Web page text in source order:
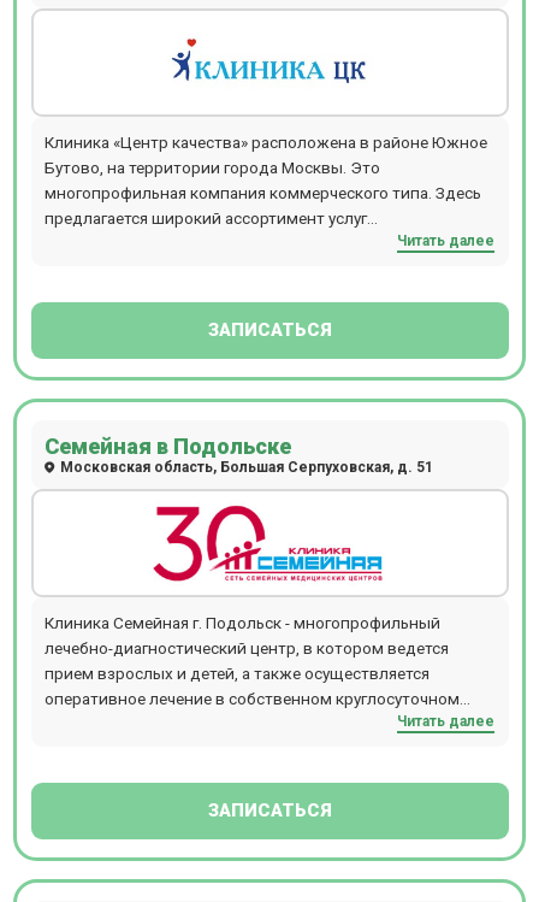
Клиника «Центр качества» расположена в районе Южное
Бутово, на территории города Москвы. Это
многопрофильная компания коммерческого типа. Здесь
предлагается широкий ассортимент услуг
консультативного и лечебно-диагностического профиля.
индивидуальный подход, внимательное и заботливое
Читать далее
ЗАПИСАТЬСЯ
Семейная в Подольске
Московская область, Большая Серпуховская, д. 51
Клиника Семейная г. Подольск - многопрофильный
лечебно-диагностический центр, в котором ведется
прием взрослых и детей, а также осуществляется
оперативное лечение в собственном круглосуточном
стационаре. Амбулаторное отделение включает в себя
физиотерапия, травматология и ортопедия, терапия,
база стационара оснащена операционными блоками, где
Читать далее
ЗАПИСАТЬСЯ